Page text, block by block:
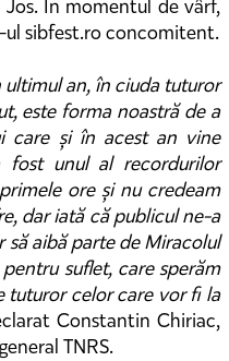
În momentul de vârf,
ul sibfest.ro concomitent.
an, în ciuda tuturor
este forma noastră de a
care și în acest an vine
unul al recordurilor
ore și nu credeam
dar iată că publicul ne-a
aibă parte de Miracolul
suflet, care sperăm
tuturor celor care vor fi la
Constantin Chiriac,
TNRS.